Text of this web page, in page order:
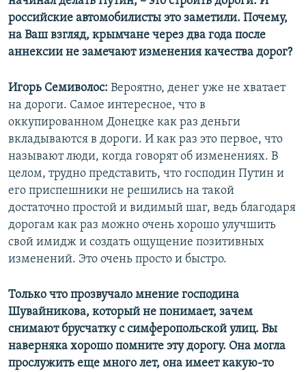
российские автомобилисты это заметили. Почему,
на Ваш взгляд, крымчане через два года после
аннексии не замечают изменения качества дорог?
Игорь Семиволос: Вероятно, денег уже не хватает
на дороги. Самое интересное, что в
оккупированном Донецке как раз деньги
вкладываются в дороги. И как раз это первое, что
называют люди, когда говорят об изменениях. В
целом, трудно представить, что господин Путин и
его приспешники не решились на такой
достаточно простой и видимый шаг, ведь благодаря
дорогам как раз можно очень хорошо улучшить
свой имидж и создать ощущение позитивных
изменений. Это очень просто и быстро.
Только что прозвучало мнение господина
Шувайникова, который не понимает, зачем
снимают брусчатку с симферопольской улиц. Вы
наверняка хорошо помните эту дорогу. Она могла
прослужить еще много лет, она имеет какую-то